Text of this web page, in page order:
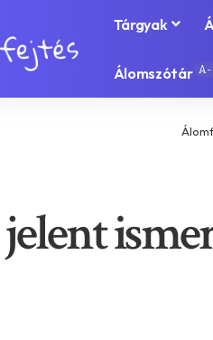
Tárgyak
Álomszótár